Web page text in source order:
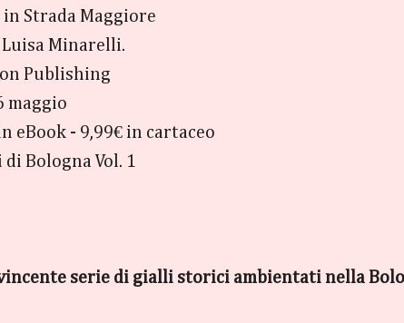
Strada Maggiore
Luisa Minarelli.
Publishing
maggio
eBook - 9,99€ in cartaceo
Bologna Vol. 1
serie di gialli storici ambientati nella